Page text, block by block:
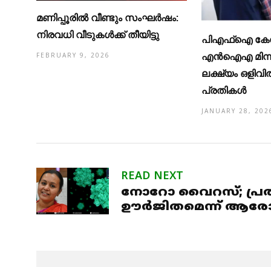
മണിപ്പൂരിൽ വീണ്ടും സംഘർഷം:
നിരവധി വീടുകൾക്ക് തീയിട്ടു
FEBRUARY 9, 2026
പിഎഫ്ഐ
എൻഐഎ
ലക്ഷ്യം
പ്രതികൾ
JANUARY 28,
READ NEXT
നോറോ വൈറസ്;
ഊര്‍ജിതമെന്ന്